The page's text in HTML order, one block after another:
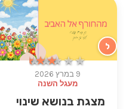
★★★★★
★★★★★
ל
9 במרץ 2026
מעגל השנה
מצגת בנושא שינוי